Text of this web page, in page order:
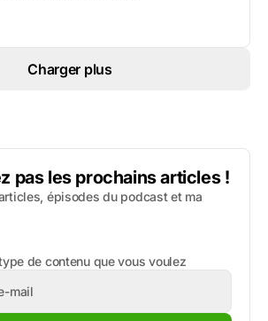
Charger plus
pas les prochains articles !
épisodes du podcast et ma
de contenu que vous voulez